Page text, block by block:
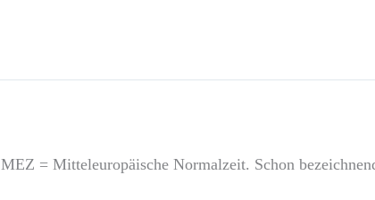
= Mitteleuropäische Normalzeit. Schon